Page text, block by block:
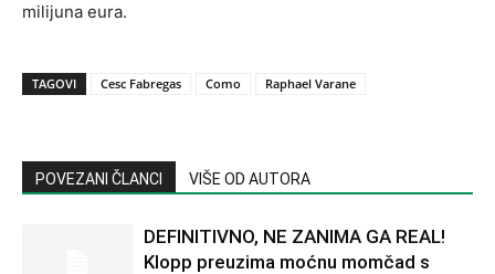
milijuna eura.
TAGOVI Cesc Fabregas Como Raphael Varane
POVEZANI ČLANCI VIŠE OD AUTORA
DEFINITIVNO, NE ZANIMA GA REAL!
Klopp preuzima moćnu momčad s